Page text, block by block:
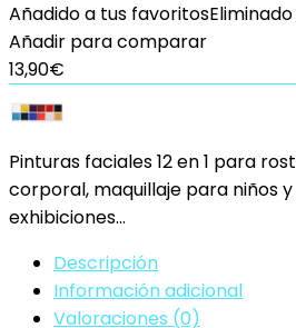
Añadido a tus favoritos
Añadir para comparar
13,90€
Pinturas faciales 12 en 1 para
corporal, maquillaje para niños
exhibiciones…
Descripción
Información adicional
Valoraciones (0)